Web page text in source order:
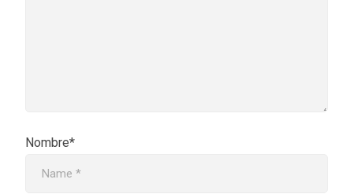
Nombre*